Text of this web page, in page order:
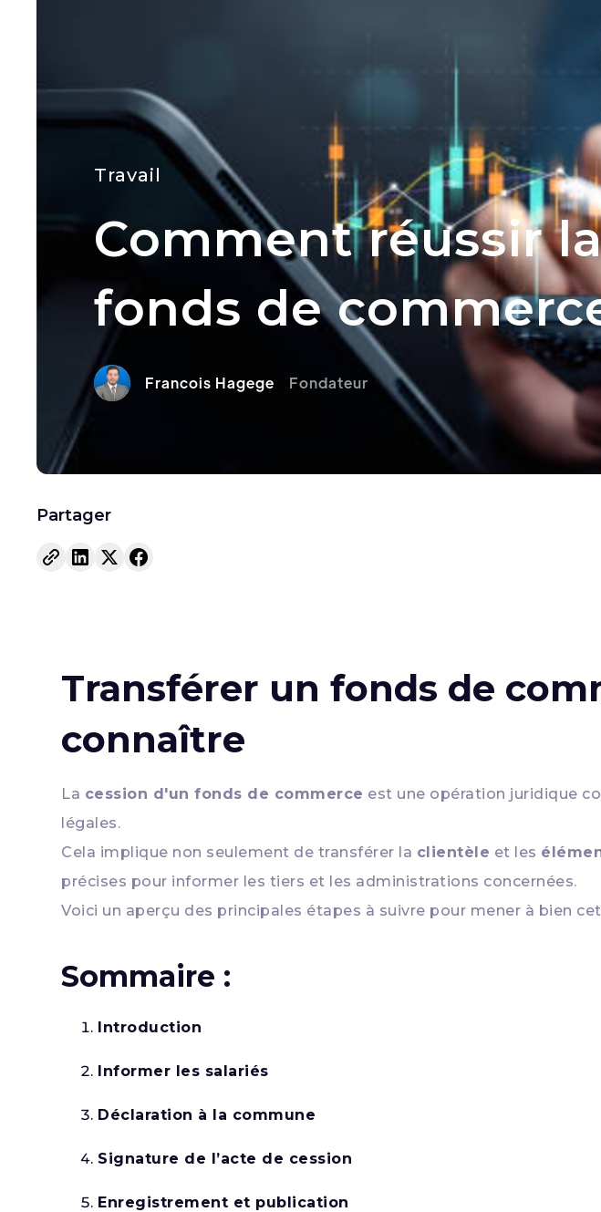
Travail
Comment réussir
fonds de
Francois Hagege Fondateur
Partager
Transférer un fonds de
connaître
La cession d'un fonds de commerce est une opération juridique
légales.
Cela implique non seulement de transférer la clientèle et les
précises pour informer les tiers et les administrations concernées.
Voici un aperçu des principales étapes à suivre pour mener à bien
Sommaire :
Introduction
Informer les salariés
Déclaration à la commune
Signature de l’acte de cession
Enregistrement et publication